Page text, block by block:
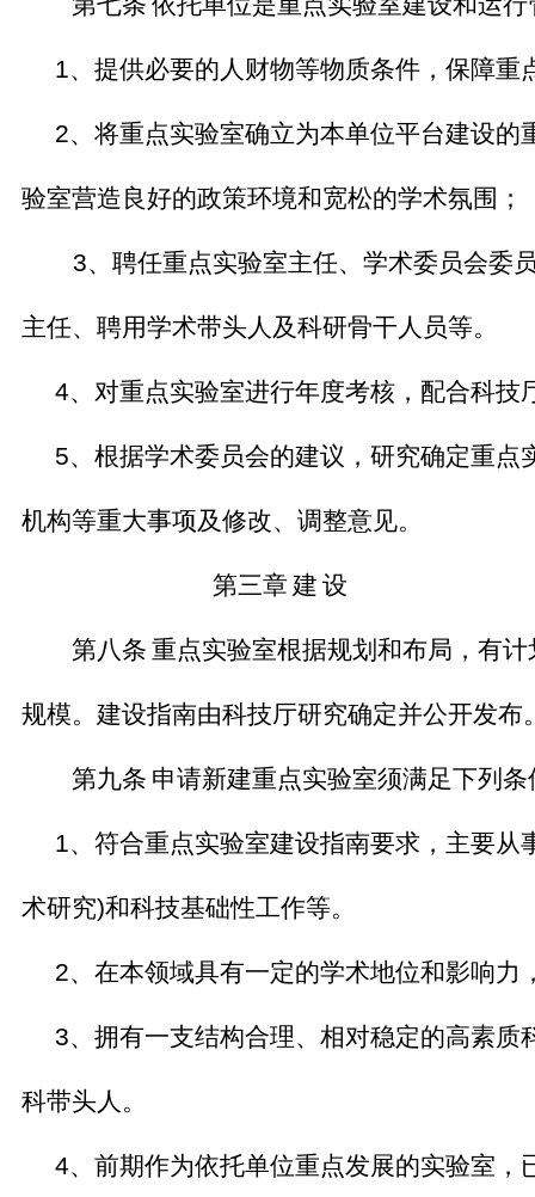
1、提供必要的人财物等物质条件，保障重
2、将重点实验室确立为本单位平台建设
验室营造良好的政策环境和宽松的学术氛围；
3、聘任重点实验室主任、学术委员会委
主任、聘用学术带头人及科研骨干人员等。
4、 对重点实验室进行年度考核，配合科技
5、 根据学术委员会的建议，研究确定重
机构等重大事项及修改、调整意见。
第三章建 设
第八条 重点实验室根据规划和布局，有
规模。建设指南由科技厅研究确定并公开发布
第九条 申请新建重点实验室须满足下列条
1、符合重点实验室建设指南要求，主要从
术研究)和科技基础性工作等。
2、在本领域具有一定的学术地位和影响
3、拥有一支结构合理、相对稳定的高素
科带头人。
4、前期作为依托单位重点发展的实验室